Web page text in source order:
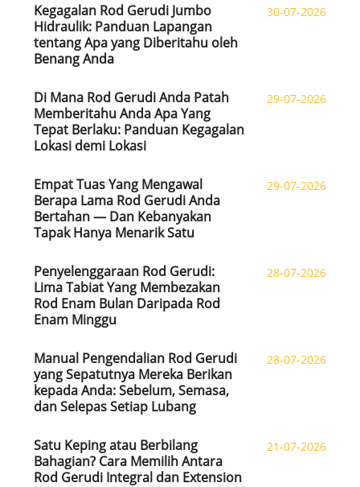
Kegagalan Rod Gerudi Jumbo
Hidraulik: Panduan Lapangan
tentang Apa yang Diberitahu oleh
Benang Anda
30-07-2026
Di Mana Rod Gerudi Anda Patah
Memberitahu Anda Apa Yang
Tepat Berlaku: Panduan Kegagalan
Lokasi demi Lokasi
29-07-2026
Empat Tuas Yang Mengawal
Berapa Lama Rod Gerudi Anda
Bertahan — Dan Kebanyakan
Tapak Hanya Menarik Satu
29-07-2026
Penyelenggaraan Rod Gerudi:
Lima Tabiat Yang Membezakan
Rod Enam Bulan Daripada Rod
Enam Minggu
28-07-2026
Manual Pengendalian Rod Gerudi
yang Sepatutnya Mereka Berikan
kepada Anda: Sebelum, Semasa,
dan Selepas Setiap Lubang
28-07-2026
Satu Keping atau Berbilang
Bahagian? Cara Memilih Antara
Rod Gerudi Integral dan Extension
21-07-2026